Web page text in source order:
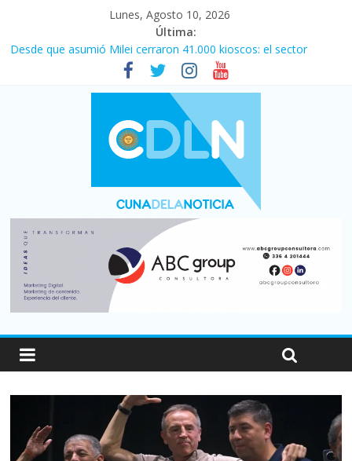
Lunes, Agosto 10, 2026
Última:
Desde que asumió Milei cerraron 41.000 kioscos: el sector
denuncia crisis como en 2001
El agro argentino logró un récord histórico de exportaciones en
Duelo internacional: Falleció Jorge Messi, el papá de Leo
Central se despertó y selló una victoria con remontada incluida
por 2 a 1 ante Aldosivi
La morosidad alcanzó su nivel más alto en dos décadas y ya
afecta a 400 mil deudores en Santa Fe